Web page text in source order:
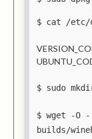
cat /etc/
sudo
wget -O
builds/